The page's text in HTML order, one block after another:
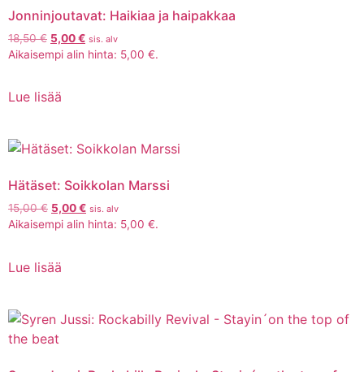
Jonninjoutavat: Haikiaa ja haipakkaa
18,50€ 5,00€ sis. alv
Aikaisempi alin hinta: 5,00 €.
Lue lisää
Hätäset: Soikkolan Marssi
15,00€ 5,00€ sis. alv
Aikaisempi alin hinta: 5,00 €.
Lue lisää